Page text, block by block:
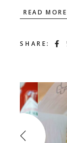
READ MORE
SHARE: